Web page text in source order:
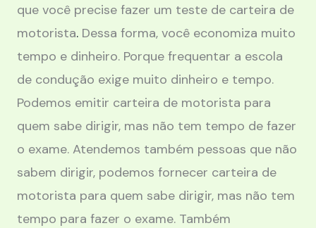
que você precise fazer um teste de carteira de
motorista. Dessa forma, você economiza muito
tempo e dinheiro. Porque frequentar a escola
de condução exige muito dinheiro e tempo.
Podemos emitir carteira de motorista para
quem sabe dirigir, mas não tem tempo de fazer
o exame. Atendemos também pessoas que não
sabem dirigir, podemos fornecer carteira de
motorista para quem sabe dirigir, mas não tem
tempo para fazer o exame. Também